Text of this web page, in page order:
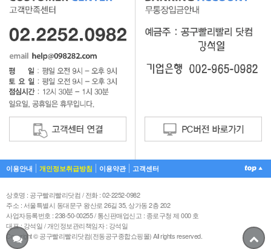
이용안내 개인정보취급방침 이용약관 고객센터
상호명 : 공구빨리빨리닷컴 / 전화 : 02-2252-0982
주소 : 서울특별시 동대문구 왕산로 26길 35, 상가동 2층 202
사업자등록번호 : 238-50-00255 / 통신판매업신고 : 종로구청 제 000 호
대표 : 강석일 / 개인정보관리책임자 : 강석일
Copyright © 공구빨리빨리닷컴(전동공구종합쇼핑몰) All rights reserved.